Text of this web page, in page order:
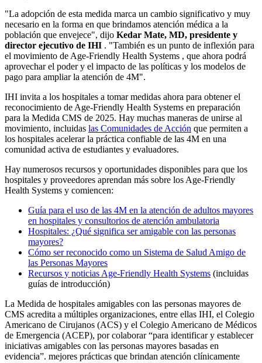
"La adopción de esta medida marca un cambio significativo y muy
necesario en la forma en que brindamos atención médica a la
población que envejece", dijo Kedar Mate, MD, presidente y
director ejecutivo de IHI . "También es un punto de inflexión para
el movimiento de Age-Friendly Health Systems , que ahora podrá
aprovechar el poder y el impacto de las políticas y los modelos de
pago para ampliar la atención de 4M".
IHI invita a los hospitales a tomar medidas ahora para obtener el
reconocimiento de Age-Friendly Health Systems en preparación
para la Medida CMS de 2025. Hay muchas maneras de unirse al
movimiento, incluidas las Comunidades de Acción que permiten a
los hospitales acelerar la práctica confiable de las 4M en una
comunidad activa de estudiantes y evaluadores.
Hay numerosos recursos y oportunidades disponibles para que los
hospitales y proveedores aprendan más sobre los Age-Friendly
Health Systems y comiencen:
Guía para el uso de las 4M en la atención de adultos mayores
en hospitales y consultorios de atención ambulatoria
Hospitales: ¿Qué significa ser amigable con las personas
mayores?
Cómo ser reconocido como un Sistema de Salud Amigo de
las Personas Mayores
Recursos y noticias Age-Friendly Health Systems (incluidas
guías de introducción)
La Medida de hospitales amigables con las personas mayores de
CMS acredita a múltiples organizaciones, entre ellas IHI, el Colegio
Americano de Cirujanos (ACS) y el Colegio Americano de Médicos
de Emergencia (ACEP), por colaborar “para identificar y establecer
iniciativas amigables con las personas mayores basadas en
evidencia”. mejores prácticas que brindan atención clínicamente